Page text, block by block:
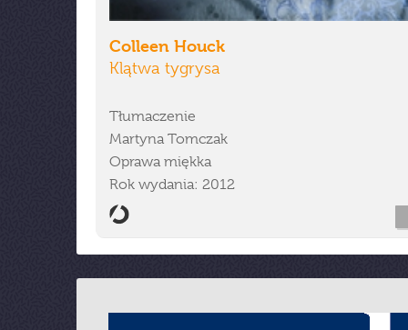
Colleen Houck
Klątwa tygrysa
Tłumaczenie
Martyna Tomczak
Oprawa miękka
Rok wydania: 2012